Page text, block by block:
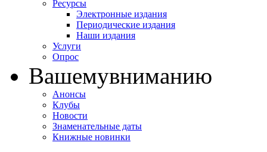
Ресурсы
Электронные издания
Периодические издания
Наши издания
Услуги
Опрос
Вашемувниманию
Анонсы
Клубы
Новости
Знаменательные даты
Книжные новинки